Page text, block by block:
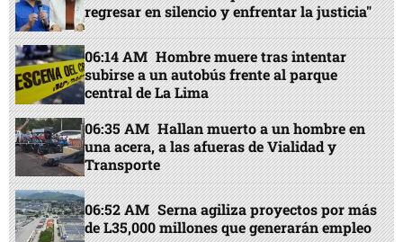
regresar en silencio y enfrentar la justicia"
06:14 AM Hombre muere tras intentar
subirse a un autobús frente al parque
central de La Lima
06:35 AM Hallan muerto a un hombre en
una acera, a las afueras de Vialidad y
Transporte
06:52 AM Serna agiliza proyectos por más
de L35,000 millones que generarán empleo